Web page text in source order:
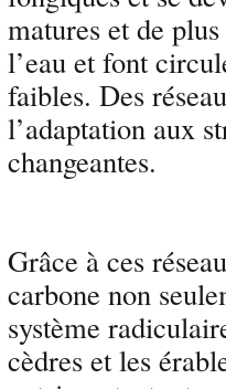
matures et de
l’eau et font
faibles. Des
l’adaptation aux
changeantes.
Grâce à ces
carbone non
système
cèdres et les